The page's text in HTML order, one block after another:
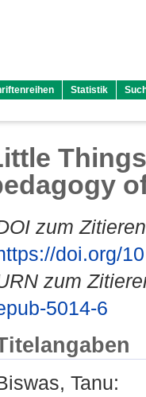
Statistik
zum
doi.org/
zum
5014-6
Tanu: